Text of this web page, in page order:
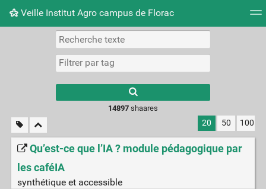
Veille Institut Agro campus de Florac
Nuage de tags Mur d'images
14897shaares
20 50 100
Qu’est-ce que l’IA ? module pédagogique par
les caféIA
synthétique et accessible